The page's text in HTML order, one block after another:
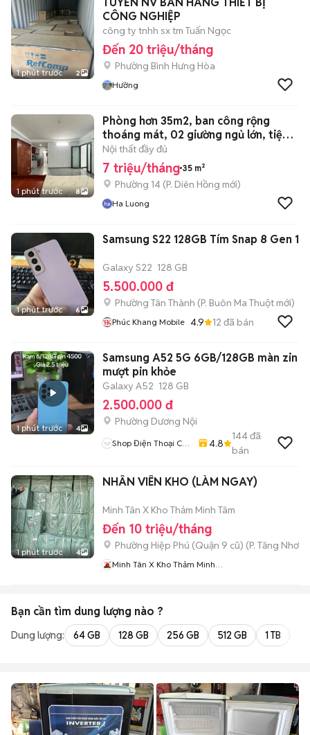
1 phút trước 2
CÔNG NGHIỆP
công ty tnhh sx tm Tuấn Ngọc
Đến 20 triệu/tháng
Phường Bình Hưng Hòa
Hường
1 phút trước 8
Phòng hơn 35m2, ban công rộng
thoáng mát, 02 giường ngủ lớn, tiện
nghi
Nội thất đầy đủ
7 triệu/tháng 35 m²
Phường 14 (P. Diên Hồng mới)
Ha Luong
1 phút trước 6
Samsung S22 128GB Tím Snap 8 Gen 1
Galaxy S22 128 GB
5.500.000 đ
Phường Tân Thành (P. Buôn Ma Thuột mới)
Phúc Khang Mobile 4.9 12 đã bán
1 phút trước 4
Samsung A52 5G 6GB/128GB màn zin
mượt pin khỏe
Galaxy A52 128 GB
2.500.000 đ
Phường Dương Nội
Shop Điện Thoại Cũ
4.8
144đã
bán
1 phút trước 4
NHÂN VIÊN KHO (LÀM NGAY)
Minh Tân X Kho Thảm Minh Tâm
Đến 10 triệu/tháng
Phường Hiệp Phú (Quận 9 cũ) (P. Tăng Nhơn
Minh Tân X Kho Thảm Minh
Bạn cần tìm dung lượng nào ?
Dung lượng: 64 GB 128 GB 256 GB 512 GB 1 TB